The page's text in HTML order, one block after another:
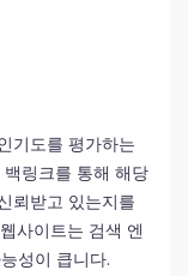
기도를 평가하는
링크를 통해 해당
뢰받고 있는지를
사이트는 검색 엔
성이 큽니다.